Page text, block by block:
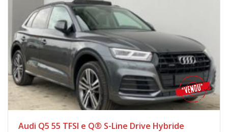
Audi Q5 55 TFSI e Q® S-Line Drive Hybride